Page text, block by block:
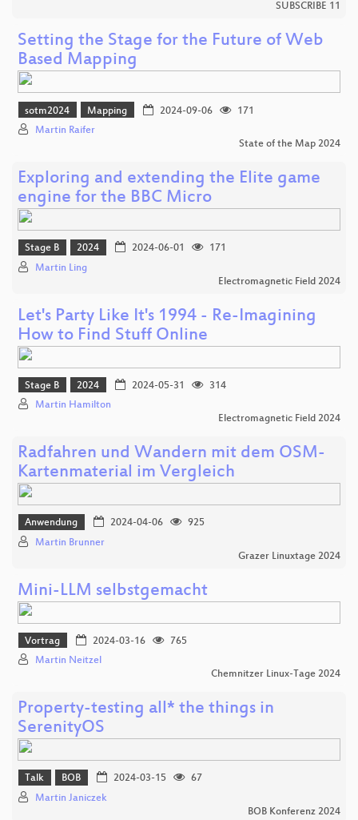
SUBSCRIBE 11
Setting the Stage for the Future of Web
Based Mapping
sotm2024 Mapping 2024-09-06
171
Martin Raifer
State of the Map 2024
Exploring and extending the Elite game
engine for the BBC Micro
Stage B 2024 2024-06-01
171
Martin Ling
Electromagnetic Field 2024
Let's Party Like It's 1994 - Re-Imagining
How to Find Stuff Online
Stage B 2024 2024-05-31
314
Martin Hamilton
Electromagnetic Field 2024
Radfahren und Wandern mit dem OSM-
Kartenmaterial im Vergleich
Anwendung 2024-04-06
925
Martin Brunner
Grazer Linuxtage 2024
Mini-LLM selbstgemacht
Vortrag 2024-03-16
765
Martin Neitzel
Chemnitzer Linux-Tage 2024
Property-testing all* the things in
SerenityOS
Talk BOB 2024-03-15
67
Martin Janiczek
BOB Konferenz 2024